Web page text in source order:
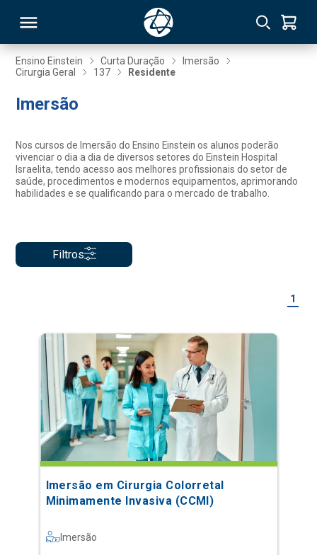
Ensino Einstein Curta Duração
Imersão
Cirurgia Geral
137 Residente
Imersão
Nos cursos de Imersão do Ensino Einstein os alunos poderão
vivenciar o dia a dia de diversos setores do Einstein Hospital
Israelita, tendo acesso aos melhores profissionais do setor de
saúde, procedimentos e modernos equipamentos, aprimorando
habilidades e se qualificando para o mercado de trabalho.
Filtros
1
Imersão em Cirurgia Colorretal
Minimamente Invasiva (CCMI)
Imersão